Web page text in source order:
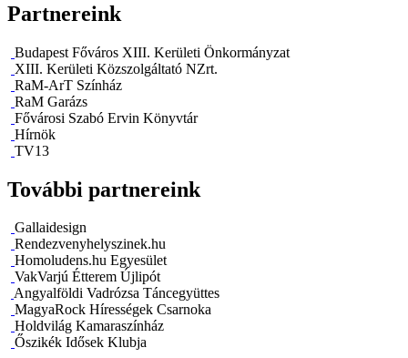
Partnereink
Budapest Főváros XIII. Kerületi Önkormányzat
XIII. Kerületi Közszolgáltató NZrt.
RaM-ArT Színház
RaM Garázs
Fővárosi Szabó Ervin Könyvtár
Hírnök
TV13
További partnereink
Gallaidesign
Rendezvenyhelyszinek.hu
Homoludens.hu Egyesület
VakVarjú Étterem Újlipót
Angyalföldi Vadrózsa Táncegyüttes
MagyaRock Hírességek Csarnoka
Holdvilág Kamaraszínház
Őszikék Idősek Klubja